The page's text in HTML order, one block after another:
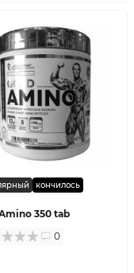
кончилось
350 tab
0